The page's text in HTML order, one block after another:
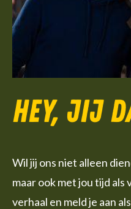
Hey, jij
Wil jij ons niet alleen
maar ook met jou tijd als
verhaal en meld je aan